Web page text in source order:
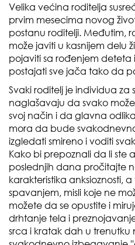
Velika većina roditelja
prvim mesecima novog
postanu roditelji. Međutim,
može javiti u kasnijem delu
pojaviti sa rođenjem deteta
postajati sve jača tako da
Svaki roditelj je individua za
naglašavaju da svako
svoj način i da glavna
mora da bude
izgledati smireno i voditi
Kako bi prepoznali da li ste
poslednjih dana pročitajte
karakteristika anksioznosti,
spavanjem, misli koje ne
možete da se opustite i
drhtanje tela i
srca i kratak dah u trenutku